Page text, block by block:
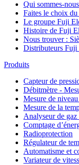
Qui sommes-
Faites le choix
Le groupe Fuji
Histoire de Fuji
Nous trouver :
Distributeurs Fuji
Produits
Capteur de
Débitmètre -
Mesure de
Mesure de la
Analyseur de
Comptage
Radioprotection
Régulateur de
Automatisme et
Variateur de